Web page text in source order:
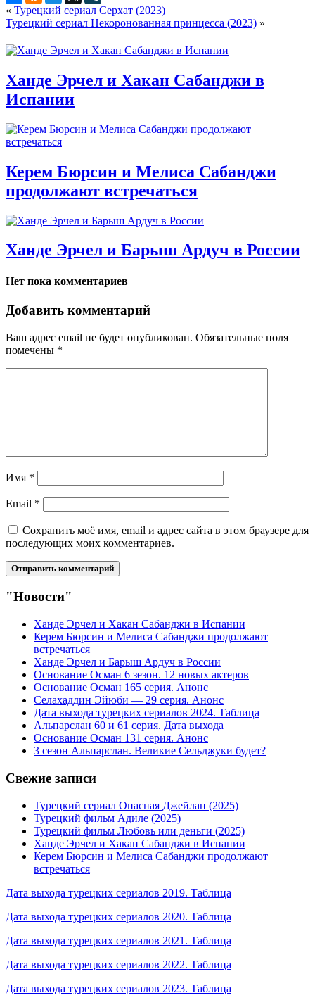
« Турецкий сериал Серхат (2023)
Турецкий сериал Некоронованная принцесса (2023) »
Ханде Эрчел и Хакан Сабанджи в
Испании
Керем Бюрсин и Мелиса Сабанджи
продолжают встречаться
Ханде Эрчел и Барыш Ардуч в России
Нет пока комментариев
Добавить комментарий
Ваш адрес email не будет опубликован. Обязательные поля
помечены *
Имя *
Email *
Сохранить моё имя, email и адрес сайта в этом браузере для
последующих моих комментариев.
"Новости"
Ханде Эрчел и Хакан Сабанджи в Испании
Керем Бюрсин и Мелиса Сабанджи продолжают
встречаться
Ханде Эрчел и Барыш Ардуч в России
Основание Осман 6 зезон. 12 новых актеров
Основание Осман 165 серия. Анонс
Селахаддин Эйюби — 29 серия. Анонс
Дата выхода турецких сериалов 2024. Таблица
Альпарслан 60 и 61 серия. Дата выхода
Основание Осман 131 серия. Анонс
3 сезон Альпарслан. Великие Сельджуки будет?
Свежие записи
Турецкий сериал Опасная Джейлан (2025)
Турецкий фильм Адиле (2025)
Турецкий фильм Любовь или деньги (2025)
Ханде Эрчел и Хакан Сабанджи в Испании
Керем Бюрсин и Мелиса Сабанджи продолжают
встречаться
Дата выхода турецких сериалов 2019. Таблица
Дата выхода турецких сериалов 2020. Таблица
Дата выхода турецких сериалов 2021. Таблица
Дата выхода турецких сериалов 2022. Таблица
Дата выхода турецких сериалов 2023. Таблица